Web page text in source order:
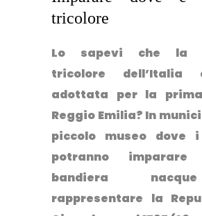
tricolore
Lo sapevi che la
tricolore dell’Italia
adottata per la
Reggio Emilia? In
piccolo museo dove
potranno
bandiera
rappresentare la